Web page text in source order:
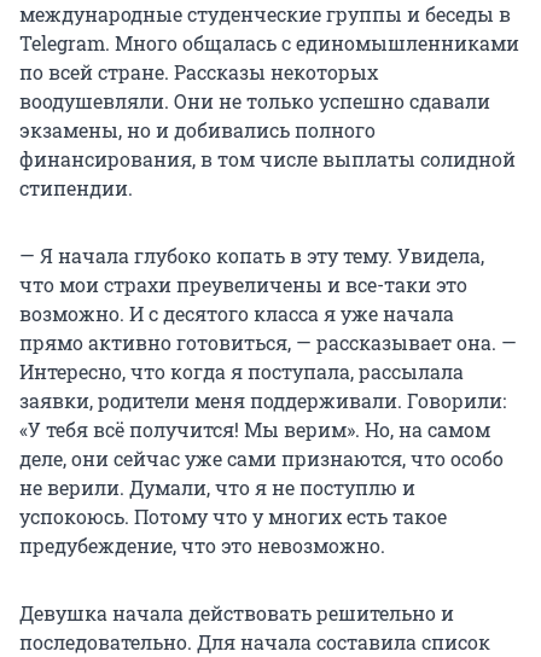
международные студенческие группы и беседы в
Telegram. Много общалась с единомышленниками
по всей стране. Рассказы некоторых
воодушевляли. Они не только успешно сдавали
экзамены, но и добивались полного
финансирования, в том числе выплаты солидной
стипендии.
— Я начала глубоко копать в эту тему. Увидела,
что мои страхи преувеличены и все-таки это
возможно. И с десятого класса я уже начала
прямо активно готовиться, — рассказывает она. —
Интересно, что когда я поступала, рассылала
заявки, родители меня поддерживали. Говорили:
«У тебя всё получится! Мы верим». Но, на самом
деле, они сейчас уже сами признаются, что особо
не верили. Думали, что я не поступлю и
успокоюсь. Потому что у многих есть такое
предубеждение, что это невозможно.
Девушка начала действовать решительно и
последовательно. Для начала составила список